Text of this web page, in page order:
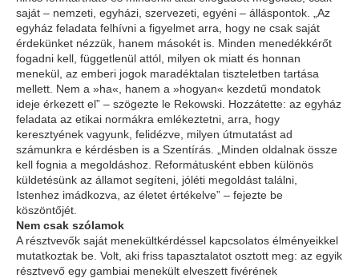
saját – nemzeti, egyházi, szervezeti, egyéni – álláspontok. „Az
egyház feladata felhívni a figyelmet arra, hogy ne csak saját
érdekünket nézzük, hanem másokét is. Minden menedékkérőt
fogadni kell, függetlenül attól, milyen ok miatt és honnan
menekül, az emberi jogok maradéktalan tiszteletben tartása
mellett. Nem a »ha«, hanem a »hogyan« kezdetű mondatok
ideje érkezett el” – szögezte le Rekowski. Hozzátette: az egyház
feladata az etikai normákra emlékeztetni, arra, hogy
keresztyének vagyunk, felidézve, milyen útmutatást ad
számunkra e kérdésben is a Szentírás. „Minden oldalnak össze
kell fognia a megoldáshoz. Reformátusként ebben különös
küldetésünk az államot segíteni, jóléti megoldást találni,
Istenhez imádkozva, az életet értékelve” – fejezte be
köszöntőjét.
Nem csak szólamok
A résztvevők saját menekültkérdéssel kapcsolatos élményeikkel
mutatkoztak be. Volt, aki friss tapasztalatot osztott meg: az egyik
résztvevő egy gambiai menekült elveszett fivérének